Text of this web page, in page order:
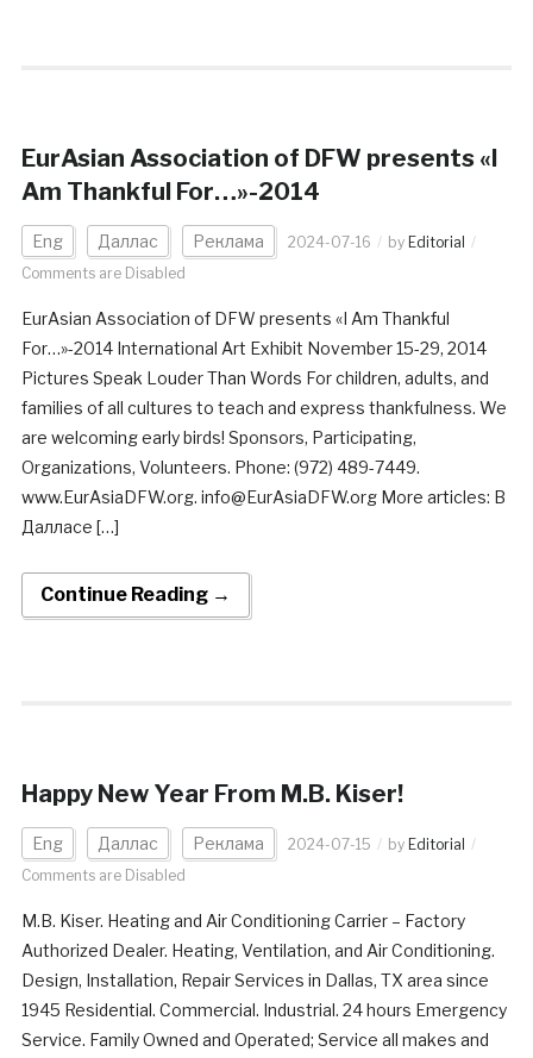
EurAsian Association of DFW presents «I
Am Thankful For…»-2014
Eng Даллас Реклама 2024-07-16 by Editorial
Comments are Disabled
EurAsian Association of DFW presents «I Am Thankful
For…»-2014 International Art Exhibit November 15-29, 2014
Pictures Speak Louder Than Words For children, adults, and
families of all cultures to teach and express thankfulness. We
are welcoming early birds! Sponsors, Participating,
Organizations, Volunteers. Phone: (972) 489-7449.
www.EurAsiaDFW.org. info@EurAsiaDFW.org More articles: В
Далласе […]
Continue Reading →
Happy New Year From M.B. Kiser!
Eng Даллас Реклама 2024-07-15 by Editorial
Comments are Disabled
M.B. Kiser. Heating and Air Conditioning Carrier – Factory
Authorized Dealer. Heating, Ventilation, and Air Conditioning.
Design, Installation, Repair Services in Dallas, TX area since
1945 Residential. Commercial. Industrial. 24 hours Emergency
Service. Family Owned and Operated; Service all makes and